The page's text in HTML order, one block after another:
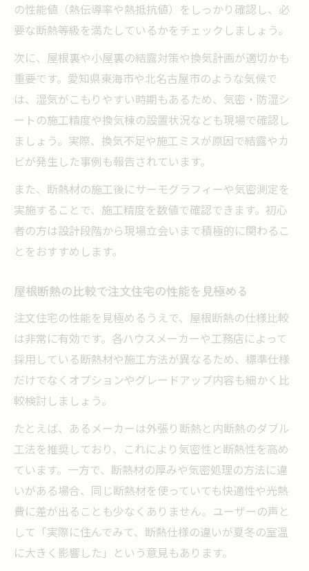
の性能値（熱伝導率や熱抵抗値）をしっかり確認し、必
要な断熱等級を満たしているかをチェックしましょう。
次に、屋根裏や小屋裏の結露対策や換気計画が適切かも
重要です。愛知県東海市や北名古屋市のような気候で
は、湿気がこもりやすい時期もあるため、気密・防湿シ
ートの施工精度や換気棟の設置状況なども現場で確認し
ましょう。実際、換気不足や施工ミスが原因で結露やカ
ビが発生した事例も報告されています。
また、断熱材の施工後にサーモグラフィーや気密測定を
実施することで、施工精度を数値で確認できます。初心
者の方は設計段階から現場立会いまで積極的に関わるこ
とをおすすめします。
屋根断熱の比較で注文住宅の性能を見極める
注文住宅の性能を見極めるうえで、屋根断熱の仕様比較
は非常に有効です。各ハウスメーカーや工務店によって
採用している断熱材や施工方法が異なるため、標準仕様
だけでなくオプションやグレードアップ内容も細かく比
較検討しましょう。
たとえば、あるメーカーは外張り断熱と内断熱のダブル
工法を推奨しており、これにより気密性と断熱性を高め
ています。一方で、断熱材の厚みや気密処理の方法に違
いがある場合、同じ断熱材を使っていても快適性や光熱
費に差が出ることも少なくありません。ユーザーの声と
して「実際に住んでみて、断熱仕様の違いが夏冬の室温
に大きく影響した」という意見もあります。